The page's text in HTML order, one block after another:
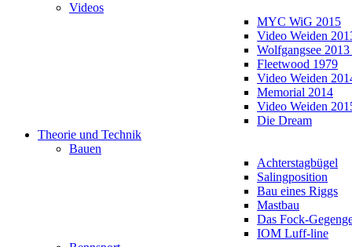
Videos
MYC WiG 2015
Video Weiden
Wolfgangsee
Fleetwood 1979
Video Weiden
Memorial 2014
Video Weiden
Die Dream
Theorie und Technik
Bauen
Achterstagbügel
Salingposition
Bau eines Riggs
Mastbau
Das Fock-
IOM Luff-line